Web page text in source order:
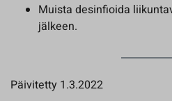
Muista desinfioida
jälkeen.
Päivitetty 1.3.2022